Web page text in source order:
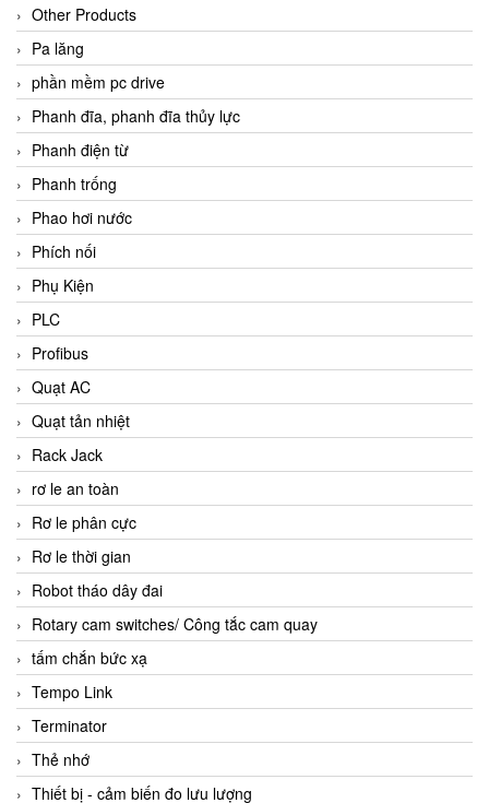
Other Products
Pa lăng
phần mềm pc drive
Phanh đĩa, phanh đĩa thủy lực
Phanh điện từ
Phanh trống
Phao hơi nước
Phích nối
Phụ Kiện
PLC
Profibus
Quạt AC
Quạt tản nhiệt
Rack Jack
rơ le an toàn
Rơ le phân cực
Rơ le thời gian
Robot tháo dây đai
Rotary cam switches/ Công tắc cam quay
tấm chắn bức xạ
Tempo Link
Terminator
Thẻ nhớ
Thiết bị - cảm biến đo lưu lượng